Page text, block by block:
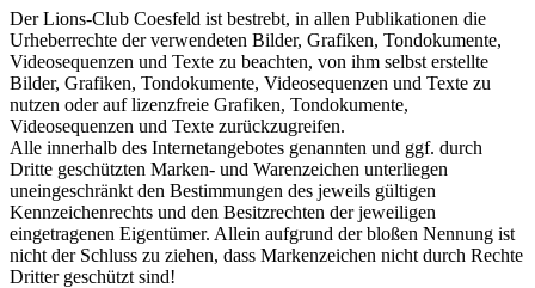
Der Lions-Club Coesfeld ist bestrebt, in allen Publikationen die
Urheberrechte der verwendeten Bilder, Grafiken, Tondokumente,
Videosequenzen und Texte zu beachten, von ihm selbst erstellte
Bilder, Grafiken, Tondokumente, Videosequenzen und Texte zu
nutzen oder auf lizenzfreie Grafiken, Tondokumente,
Videosequenzen und Texte zurückzugreifen.
Alle innerhalb des Internetangebotes genannten und ggf. durch
Dritte geschützten Marken- und Warenzeichen unterliegen
uneingeschränkt den Bestimmungen des jeweils gültigen
Kennzeichenrechts und den Besitzrechten der jeweiligen
eingetragenen Eigentümer. Allein aufgrund der bloßen Nennung ist
nicht der Schluss zu ziehen, dass Markenzeichen nicht durch Rechte
Dritter geschützt sind!